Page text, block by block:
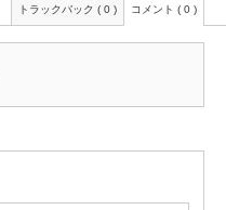
トラックバック ( 0 ) コメント ( 0 )